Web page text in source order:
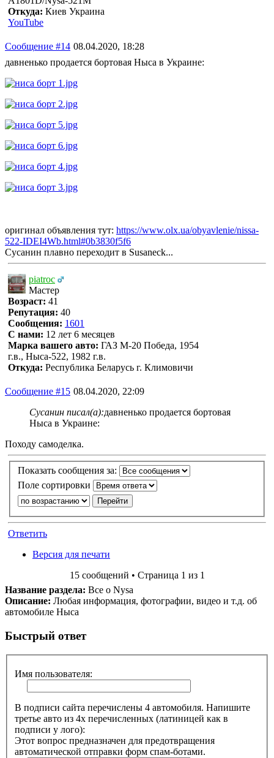
Откуда: Киев Украина
YouTube
Сообщение #14 08.04.2020, 18:28
давненько продается бортовая Ныса в Украине:
оригинал объявления тут: https://www.olx.ua/obyavlenie/nissa-
522-IDEI4Wb.html#0b3830f5f6
Сусанин плавно переходит в Susaneck...
piatroc
Мастер
Возраст: 41
Репутация: 40
Сообщения: 1601
С нами: 12 лет 6 месяцев
Марка вашего авто: ГАЗ М-20 Победа, 1954
г.в., Ныса-522, 1982 г.в.
Откуда: Республика Беларусь г. Климовичи
Сообщение #15 08.04.2020, 22:09
Сусанин писал(а):давненько продается бортовая
Ныса в Украине:
Походу самоделка.
Показать сообщения за:
Поле сортировки
Ответить
Версия для печати
15 сообщений • Страница 1 из 1
Название раздела: Все о Nysa
Описание: Любая информация, фотографии, видео и т.д. об
автомобиле Ныса
Быстрый ответ
Имя пользователя:
В подписи сайта перечислены 4 автомобиля. Напишите
третье авто из 4х перечисленных (латиницей как в
подписи у лого):
Этот вопрос предназначен для предотвращения
автоматической отправки форм спам-ботами.